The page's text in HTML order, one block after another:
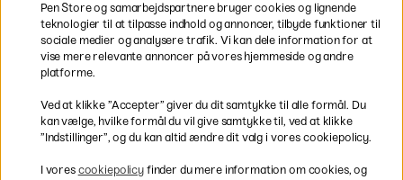
* Specifikkefragtvilkår gælder for
voluminøse varer.
Hurtig levering til hele Danmark
Pen Store og samarbejdspartnere bruger cookies og lignende
teknologier til at tilpasse indhold og annoncer, tilbyde funktioner til
sociale medier og analysere trafik. Vi kan dele information for at
vise mere relevante annoncer på vores hjemmeside og andre
platforme.
Ved at klikke ”Accepter” giver du dit samtykke til alle formål. Du
kan vælge, hvilke formål du vil give samtykke til, ved at klikke
”Indstillinger”, og du kan altid ændre dit valg i vores cookiepolicy.
I vores cookiepolicyfinder du mere information om cookies, og